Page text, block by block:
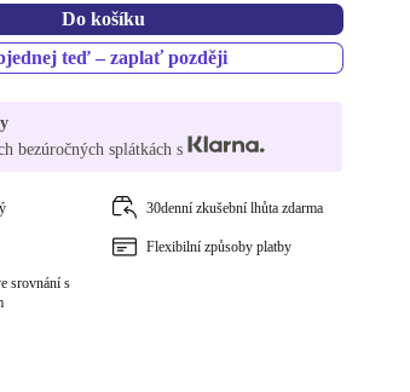
Do košíku
teď – zaplať později
bezúročných splátkách s
30denní zkušební lhůta zdarma
Flexibilní způsoby platby
srovnání s